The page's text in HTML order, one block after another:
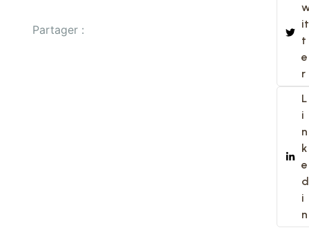
Partager :
it
t
e
r
L
i
n
k
e
d
i
n